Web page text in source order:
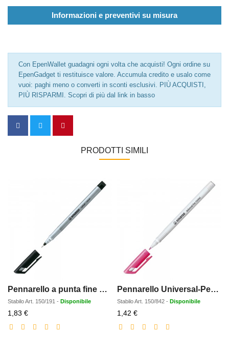
Informazioni e preventivi su misura
Con EpenWallet guadagni ogni volta che acquisti! Ogni ordine su
EpenGadget ti restituisce valore. Accumula credito e usalo come
vuoi: paghi meno o converti in sconti esclusivi. PIÙ ACQUISTI,
PIÙ RISPARMI. Scopri di più dal link in basso
PRODOTTI SIMILI
Pennarello a punta fine Sensor
StabiloArt. 150/191 - Disponibile
1,83 €Prezzo
scontato
Pennarello Universal-Pen Indelebile
StabiloArt. 150/842 - Disponibile
1,42 €Prezzo
scontato